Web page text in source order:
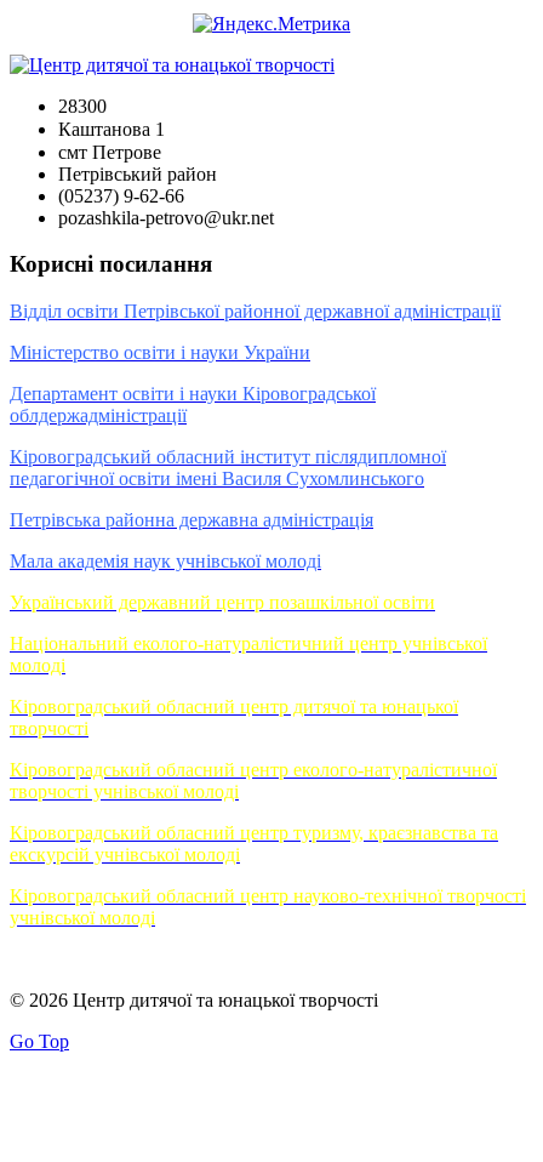
28300
Каштанова 1
смт Петрове
Петрівський район
(05237) 9-62-66
pozashkila-petrovo@ukr.net
Корисні посилання
Відділ освіти Петрівської районної державної адміністрації
Міністерство освіти і науки України
Департамент освіти і науки Кіровоградської
облдержадміністрації
Кіровоградський обласний інститут післядипломної
педагогічної освіти імені Василя Сухомлинського
Петрівська районна державна адміністрація
Мала академія наук учнівської молоді
Український державний центр позашкільної освіти
Національний еколого-натуралістичний центр учнівської
молоді
Кіровоградський обласний центр дитячої та юнацької
творчості
Кіровоградський обласний центр еколого-натуралістичної
творчості учнівської молоді
Кіровоградський обласний центр туризму, краєзнавства та
екскурсій учнівської молоді
Кіровоградський обласний центр науково-технічної творчості
учнівської молоді
© 2026 Центр дитячої та юнацької творчості
Go Top